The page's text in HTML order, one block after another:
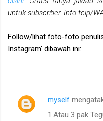
untuk subscriber. Info telp/
Follow/lihat foto-foto
Instagram' dibawah ini:
K
myself
1 Atau 3 pak